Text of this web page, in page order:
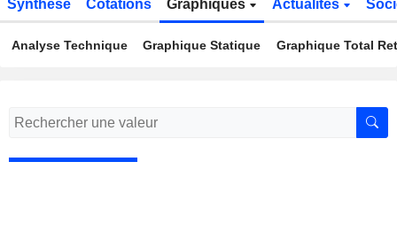
Synthèse Cotations Graphiques Actualités
Analyse Technique Graphique Statique Graphique Total